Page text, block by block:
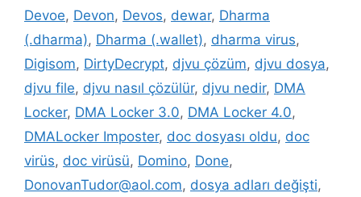
Devoe, Devon, Devos, dewar, Dharma
(.dharma), Dharma (.wallet), dharma virus,
Digisom, DirtyDecrypt, djvu çözüm, djvu dosya,
djvu file, djvu nasıl çözülür, djvu nedir, DMA
Locker, DMA Locker 3.0, DMA Locker 4.0,
DMALocker Imposter, doc dosyası oldu, doc
virüs, doc virüsü, Domino, Done,
DonovanTudor@aol.com, dosya adları değişti,